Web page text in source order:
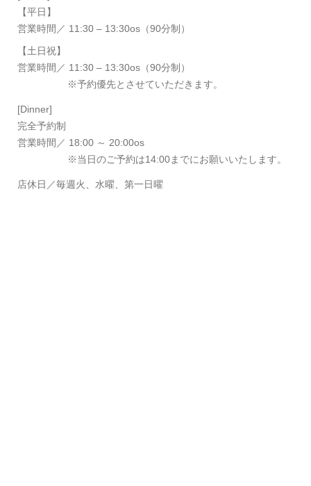
【平日】
営業時間 ／ 11:30 – 13:30os（90分制）
【土日祝】
営業時間 ／ 11:30 – 13:30os（90分制）
※予約優先とさせていただきます。
[Dinner]
完全予約制
営業時間 ／ 18:00 ～ 20:00os
※当日のご予約は14:00までにお願いいたします。
店休日 ／毎週火、水曜、第一日曜